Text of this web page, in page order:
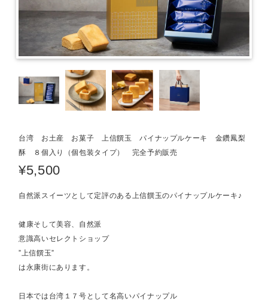
台湾 お土産 お菓子 上信饌玉 パイナップルケーキ 金鑽鳳梨
酥 ８個入り（個包装タイプ） 完全予約販売
¥5,500
自然派スイーツとして定評のある上信饌玉のパイナップルケーキ♪
健康そして美容、自然派
意識高いセレクトショップ
”上信饌玉”
は永康街にあります。
日本では台湾１７号として名高いパイナップル